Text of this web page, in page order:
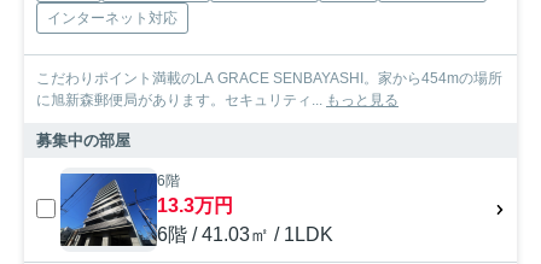
インターネット対応
こだわりポイント満載のLA GRACE SENBAYASHI。家から454mの場所
に旭新森郵便局があります。セキュリティ...
もっと見る
募集中の部屋
6階
13.3万円
6階 / 41.03㎡ / 1LDK